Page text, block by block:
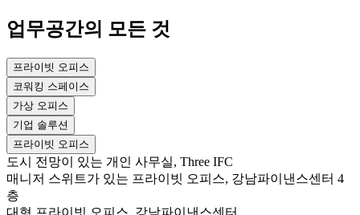
업무공간의 모든 것
프라이빗 오피스
코워킹 스페이스
가상 오피스
기업 솔루션
프라이빗 오피스
도시 전망이 있는 개인 사무실, Three IFC
매니저 스위트가 있는 프라이빗 오피스, 강남파이낸스센터 4
층
대형 프라이빗 오피스, 강남파이낸스센터